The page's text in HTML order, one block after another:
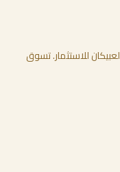
للاستثمار. تسوق